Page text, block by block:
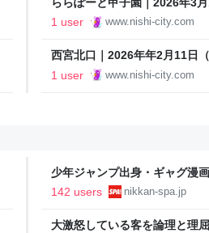
開催！ダンスや書道、みやた
1 user www.nishi-city.com
西宮北口｜2026年年2月11日
マグネットづくり』が開催さ
1 user www.nishi-city.com
少年ジャンプ出身・ギャグ漫
る。「ヘルニアで入院しても
142 users nikkan-spa.jp
大激怒している客を論理と